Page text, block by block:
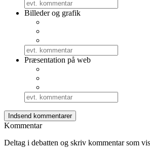
Billeder og grafik
Præsentation på web
Kommentar
Deltag i debatten og skriv kommentar som